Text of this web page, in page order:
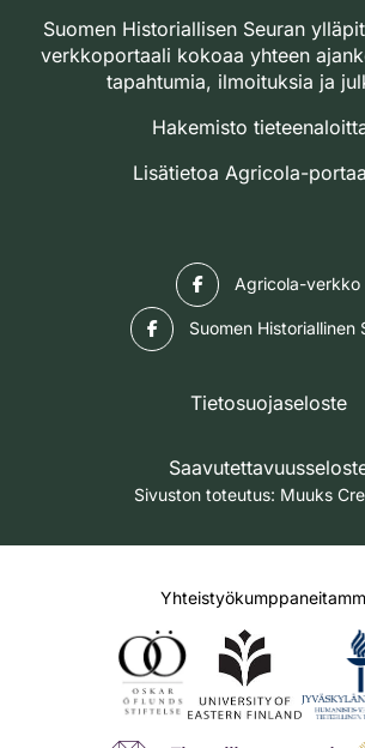
Suomen Historiallisen Seuran
verkkoportaali kokoaa yhteen
tapahtumia, ilmoituksia ja
Hakemisto
Lisätietoa Agricola-
Agricola-verkko
Suomen Historiallinen
Tietosuojaseloste
Sivuston toteutus: Muuks